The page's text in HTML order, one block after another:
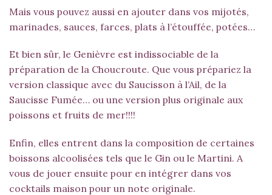
Mais vous pouvez aussi en ajouter dans vos mijotés,
marinades, sauces, farces, plats à l’étouffée, potées…
Et bien sûr, le Genièvre est indissociable de la
préparation de la Choucroute. Que vous prépariez la
version classique avec du Saucisson à l’Ail, de la
Saucisse Fumée… ou une version plus originale aux
poissons et fruits de mer!!!!
Enfin, elles entrent dans la composition de certaines
boissons alcoolisées tels que le Gin ou le Martini. A
vous de jouer ensuite pour en intégrer dans vos
cocktails maison pour un note originale.